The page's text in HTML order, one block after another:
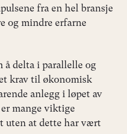
fra en hel bransje
og mindre erfarne
å delta i parallelle og
krav til økonomisk
anlegg i løpet av
mange viktige
uten at dette har vært